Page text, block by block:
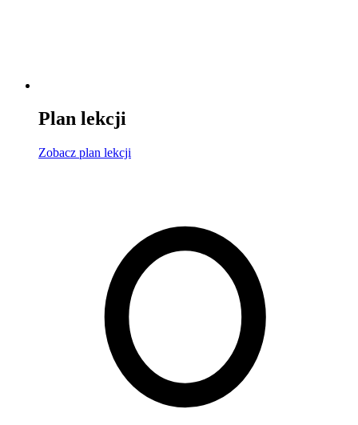
Plan lekcji
Zobacz plan lekcji